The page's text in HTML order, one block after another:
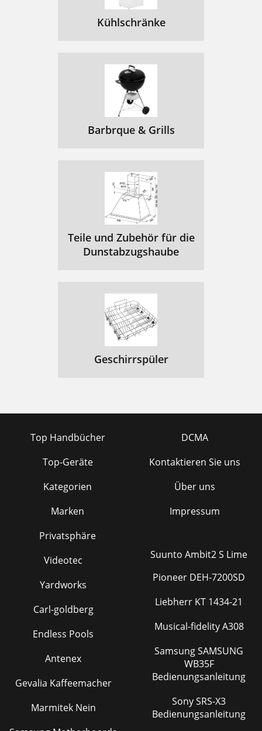
Kühlschränke
Barbrque & Grills
Teile und Zubehör für die
Dunstabzugshaube
Geschirrspüler
Top Handbücher
Top-Geräte
Kategorien
Marken
Privatsphäre
DCMA
Kontaktieren Sie uns
Über uns
Impressum
Videotec
Yardworks
Carl-goldberg
Endless Pools
Antenex
Gevalia Kaffeemacher
Marmitek Nein
Suunto Ambit2 S Lime
Pioneer DEH-7200SD
Liebherr KT 1434-21
Musical-fidelity A308
Samsung SAMSUNG
WB35F
Bedienungsanleitung
Sony SRS-X3
Bedienungsanleitung